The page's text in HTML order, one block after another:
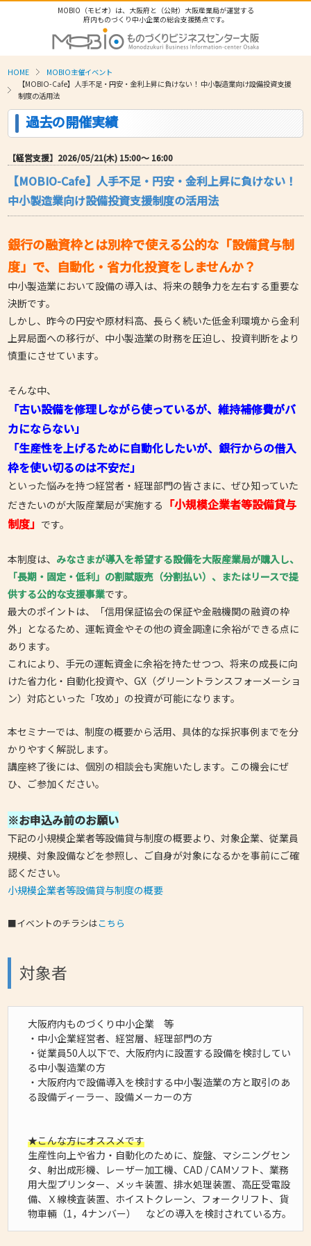
MOBIO（モビオ）は、大阪府と（公財）大阪産業局が運営する
府内ものづくり中小企業の総合支援拠点です。
HOME
MOBIO主催イベント
【MOBIO-Cafe】人手不足・円安・金利上昇に負けない！ 中小製造業向け設備投資支援
制度の活用法
過去の開催実績
【経営支援】2026/05/21(木) 15:00〜 16:00
【MOBIO-Cafe】人手不足・円安・金利上昇に負けない！
中小製造業向け設備投資支援制度の活用法
銀行の融資枠とは別枠で使える公的な「設備貸与制
度」で、自動化・省力化投資をしませんか？
中小製造業において設備の導入は、将来の競争力を左右する重要な
決断です。
しかし、昨今の円安や原材料高、長らく続いた低金利環境から金利
上昇局面への移行が、中小製造業の財務を圧迫し、投資判断をより
慎重にさせています。
そんな中、
「古い設備を修理しながら使っているが、維持補修費がバ
カにならない」
「生産性を上げるために自動化したいが、銀行からの借入
枠を使い切るのは不安だ」
といった悩みを持つ経営者・経理部門の皆さまに、ぜひ知っていた
だきたいのが大阪産業局が実施する 「小規模企業者等設備貸与
制度」 です。
本制度は、 みなさまが導入を希望する設備を大阪産業局が購入し、
「長期・固定・低利」の割賦販売（分割払い）、またはリースで提
供する公的な支援事業です。
最大のポイントは、「信用保証協会の保証や金融機関の融資の枠
外」となるため、運転資金やその他の資金調達に余裕ができる点に
あります。
これにより、手元の運転資金に余裕を持たせつつ、将来の成長に向
けた省力化・自動化投資や、GX（グリーントランスフォーメーショ
ン）対応といった「攻め」の投資が可能になります。
本セミナーでは、制度の概要から活用、具体的な採択事例までを分
かりやすく解説します。
講座終了後には、個別の相談会も実施いたします。この機会にぜ
ひ、ご参加ください。
※お申込み前のお願い
下記の小規模企業者等設備貸与制度の概要より、対象企業、従業員
規模、対象設備などを参照し、ご自身が対象になるかを事前にご確
認ください。
小規模企業者等設備貸与制度の概要
■イベントのチラシはこちら
対象者
大阪府内ものづくり中小企業 等
・中小企業経営者、経営層、経理部門の方
・従業員50人以下で、大阪府内に設置する設備を検討してい
る中小製造業の方
・大阪府内で設備導入を検討する中小製造業の方と取引のあ
る設備ディーラー、設備メーカーの方
★こんな方にオススメです
生産性向上や省力・自動化のために、旋盤、マシニングセン
タ、射出成形機、レーザー加工機、CAD / CAMソフト、業務
用大型プリンター、メッキ装置、排水処理装置、高圧受電設
備、Ｘ線検査装置、ホイストクレーン、フォークリフト、貨
物車輛（1，4ナンバー） などの導入を検討されている方。